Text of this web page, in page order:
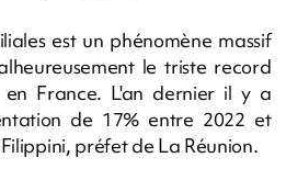
est un phénomène massif
le triste record
France. L'an dernier il y a
de 17% entre 2022 et
préfet de La Réunion.